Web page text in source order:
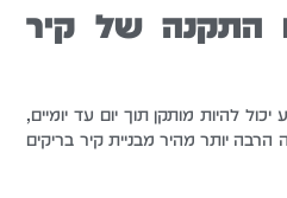
התקנה של קיר
15 מטר רבוע יכול להיות מותקן תוך יום עד יומיים,
יותר מהיר מבניית קיר בריקים